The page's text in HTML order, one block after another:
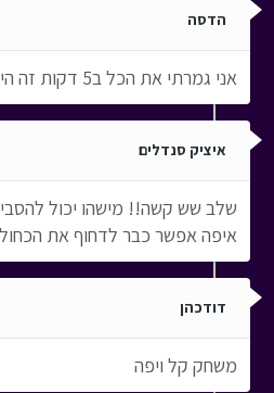
הדסה
אני גמרתי את הכל ב5 דקות זה היה מזה קל תודה:)
איציק סנדלים
שלב שש קשה!! מישהו יכול
איפה אפשר כבר לדחוף את
דודכהן
משחק קל ויפה